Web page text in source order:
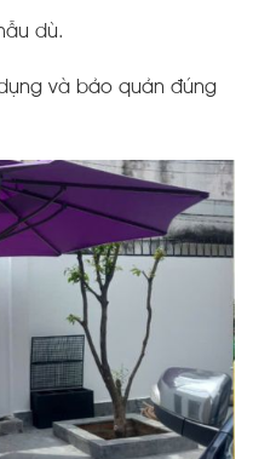
dù.
và bảo quản đúng